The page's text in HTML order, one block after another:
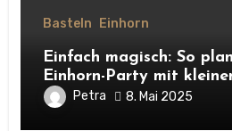
Basteln Einhorn
Einfach magisch: So
Einhorn-Party mit
Petra 8. Mai 2025